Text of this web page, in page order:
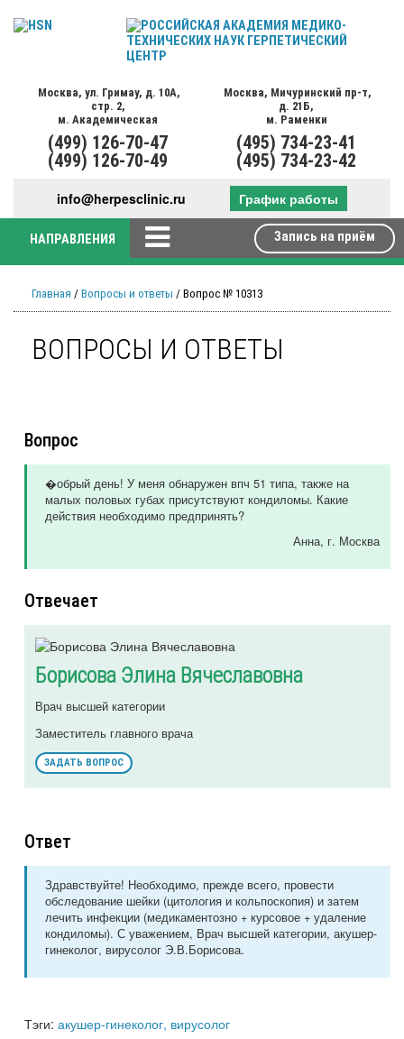
Москва, ул. Гримау, д. 10А,
стр. 2,
м. Академическая
(499) 126-70-47
(499) 126-70-49
Москва, Мичуринский пр-т,
д. 21Б,
м. Раменки
(495) 734-23-41
(495) 734-23-42
info@herpesclinic.ru График работы
НАПРАВЛЕНИЯ Запись на приём
Главная / Вопросы и ответы / Вопрос № 10313
ВОПРОСЫ И ОТВЕТЫ
Вопрос
�обрый день! У меня обнаружен впч 51 типа, также на
малых половых губах присутствуют кондиломы. Какие
действия необходимо предпринять?
Анна, г. Москва
Отвечает
Борисова Элина Вячеславовна
Врач высшей категории
Заместитель главного врача
ЗАДАТЬ ВОПРОС
Ответ
Здравствуйте! Необходимо, прежде всего, провести
обследование шейки (цитология и кольпоскопия) и затем
лечить инфекции (медикаментозно + курсовое + удаление
кондиломы). С уважением, Врач высшей категории, акушер-
гинеколог, вирусолог Э.В.Борисова.
Тэги: акушер-гинеколог, вирусолог